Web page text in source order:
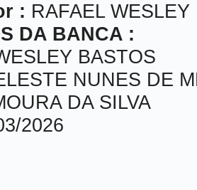
: RAFAEL WESLEY
DA BANCA :
BASTOS
NUNES DE
DA SILVA
2026